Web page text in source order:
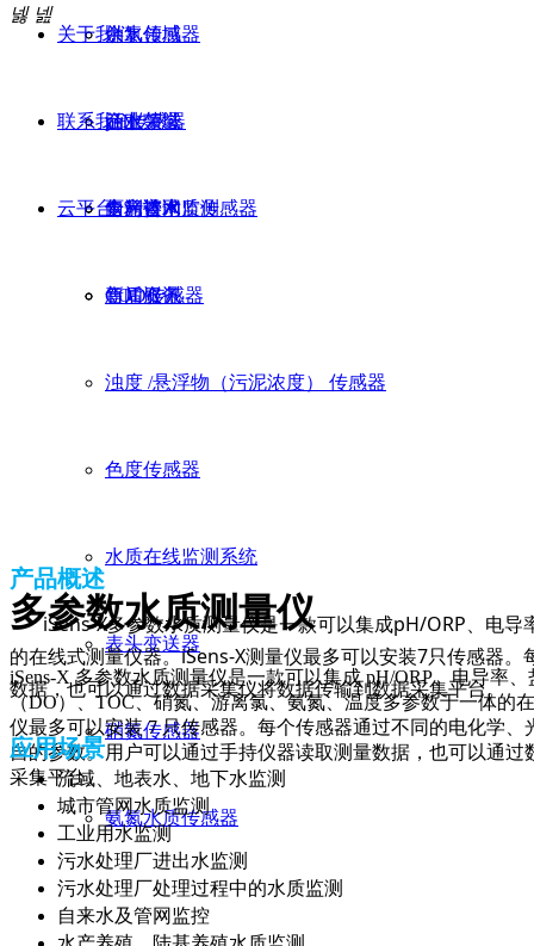
余氯传感器
pH传感器
全光谱水质传感器
COD传感器
浊度 /悬浮物（污泥浓度） 传感器
色度传感器
水质在线监测系统
表头变送器
硝氮传感器
氨氮水质传感器
供水领域
污水领域
雨污管网监测
关于我们
企业荣誉
专利技术
新闻资讯
联系我们
售前咨询
售后服务
云平台
넳 넲
多参数水质测量仪
iSens-X 多参数水质测量仪是一款可以集成 pH/ORP、电导率
（DO）、TOC、硝氮、游离氯、氨氮、温度多参数于一体的
仪最多可以安装 7 只传感器。每个传感器通过不同的电化学
自的参数。用户可以通过手持仪器读取测量数据，也可以通过
采集平台。
产品概述
iSens-X多参数水质测量仪是一款可以集成pH/ORP、电
的在线式测量仪器。iSens-X测量仪最多可以安装7只传感器
数据，也可以通过数据采集仪将数据传输到数据采集平台。
应用场景
流域、地表水、地下水监测
城市管网水质监测
工业用水监测
污水处理厂进出水监测
污水处理厂处理过程中的水质监测
自来水及管网监控